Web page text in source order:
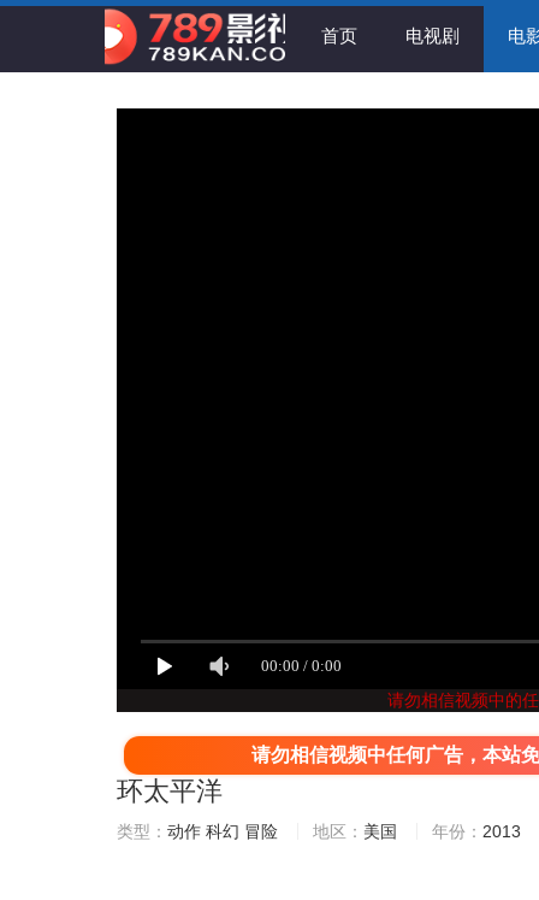
首页 电视剧 电
请勿相信视频中的
请勿相信视频中任何广告，本站
环太平洋
类型： 动作 科幻 冒险 地区： 美国 年份： 2013